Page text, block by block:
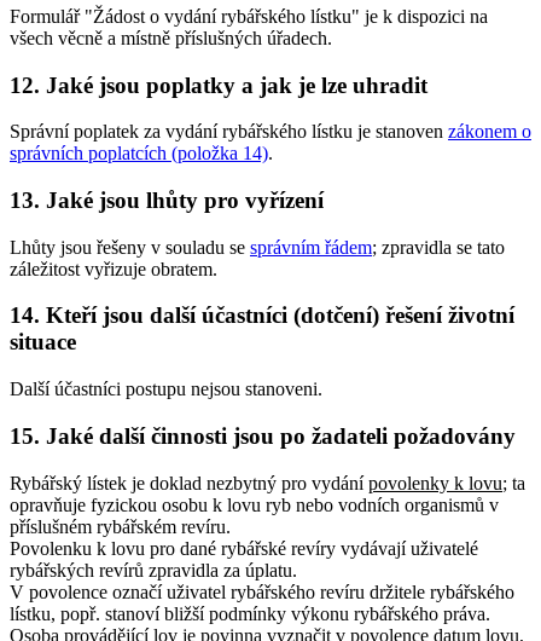
Formulář "Žádost o vydání rybářského lístku" je k dispozici na
všech věcně a místně příslušných úřadech.
12. Jaké jsou poplatky a jak je lze uhradit
Správní poplatek za vydání rybářského lístku je stanoven zákonem o
správních poplatcích (položka 14).
13. Jaké jsou lhůty pro vyřízení
Lhůty jsou řešeny v souladu se správním řádem; zpravidla se tato
záležitost vyřizuje obratem.
14. Kteří jsou další účastníci (dotčení) řešení životní
situace
Další účastníci postupu nejsou stanoveni.
15. Jaké další činnosti jsou po žadateli požadovány
Rybářský lístek je doklad nezbytný pro vydánípovolenky k lovu; ta
opravňuje fyzickou osobu k lovu ryb nebo vodních organismů v
příslušném rybářském revíru.
Povolenku k lovu pro dané rybářské revíry vydávají uživatelé
rybářských revírů zpravidla za úplatu.
V povolence označí uživatel rybářského revíru držitele rybářského
lístku, popř. stanoví bližší podmínky výkonu rybářského práva.
Osoba provádějící lov je povinna vyznačit v povolence datum lovu,